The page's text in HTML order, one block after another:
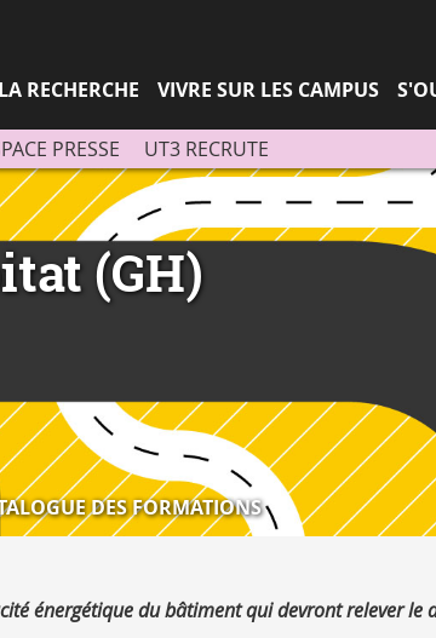
RECHERCHE VIVRE SUR LES CAMPUS
PRESSE UT3 RECRUTE
(GH)
DES FORMATIONS
énergétique du bâtiment qui devront relever